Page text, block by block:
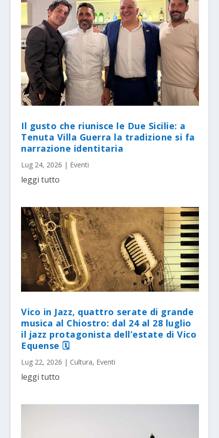
Il gusto che riunisce le Due Sicilie: a
Tenuta Villa Guerra la tradizione si fa
narrazione identitaria
Lug 24, 2026 | Eventi
leggi tutto
Vico in Jazz, quattro serate di grande
musica al Chiostro: dal 24 al 28 luglio
il jazz protagonista dell’estate di Vico
Equense 🗓
Lug 22, 2026 | Cultura, Eventi
leggi tutto